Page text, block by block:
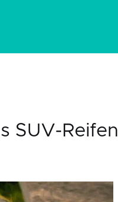
SUV-Reifen